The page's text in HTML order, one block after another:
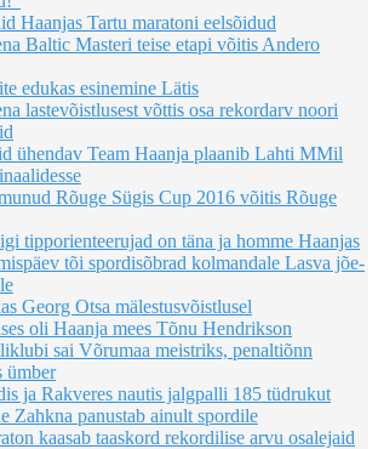
Haanjas Tartu maratoni eelsõidud
Baltic Masteri teise etapi võitis Andero
edukas esinemine Lätis
lastevõistlusest võttis osa rekordarv noori
ühendav Team Haanja plaanib Lahti MMil
Rõuge Sügis Cup 2016 võitis Rõuge
tipporienteerujad on täna ja homme Haanjas
tõi spordisõbrad kolmandale Lasva jõe-
Georg Otsa mälestusvõistlusel
oli Haanja mees Tõnu Hendrikson
sai Võrumaa meistriks, penaltiõnn
ümber
ja Rakveres nautis jalgpalli 185 tüdrukut
Zahkna panustab ainult spordile
kaasab taaskord rekordilise arvu osalejaid